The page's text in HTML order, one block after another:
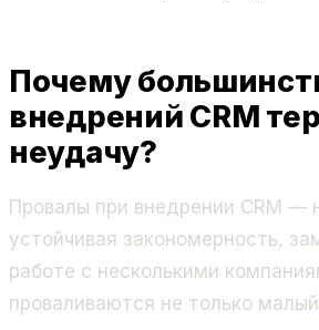
Почему
внедрений CRM
неудачу?
Провалы при внедрении CRM —
устойчивая закономерность,
работе с несколькими
проваливаются не только